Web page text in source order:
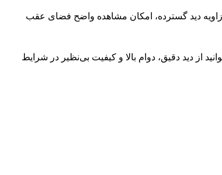
و زاویه دید گسترده، امکان مشاهده واضح فضای عقب
از دید دقیق، دوام بالا و کیفیت بی‌نظیر در شرایط